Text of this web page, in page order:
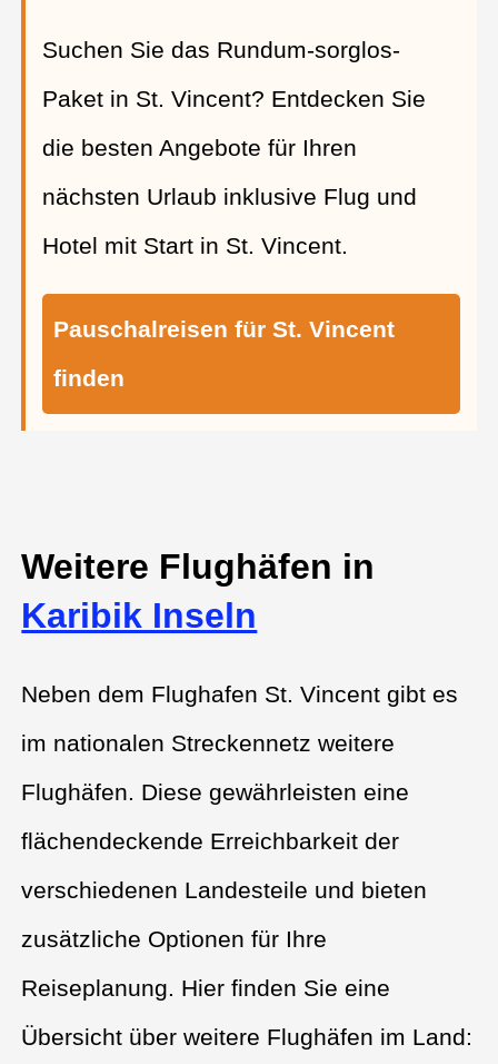
Suchen Sie das Rundum-sorglos-
Paket in St. Vincent? Entdecken Sie
die besten Angebote für Ihren
nächsten Urlaub inklusive Flug und
Hotel mit Start in St. Vincent.
Pauschalreisen für St. Vincent
finden
Weitere Flughäfen in
Karibik Inseln
Neben dem Flughafen St. Vincent gibt es
im nationalen Streckennetz weitere
Flughäfen. Diese gewährleisten eine
flächendeckende Erreichbarkeit der
verschiedenen Landesteile und bieten
zusätzliche Optionen für Ihre
Reiseplanung. Hier finden Sie eine
Übersicht über weitere Flughäfen im Land: